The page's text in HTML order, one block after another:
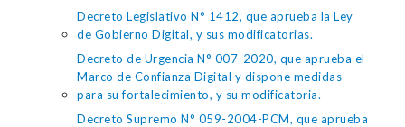
Decreto Legislativo N° 1412, que aprueba la Ley
de Gobierno Digital, y sus modificatorias.
Decreto de Urgencia N° 007-2020, que aprueba el
Marco de Confianza Digital y dispone medidas
para su fortalecimiento, y su modificatoria.
Decreto Supremo N° 059-2004-PCM, que aprueba